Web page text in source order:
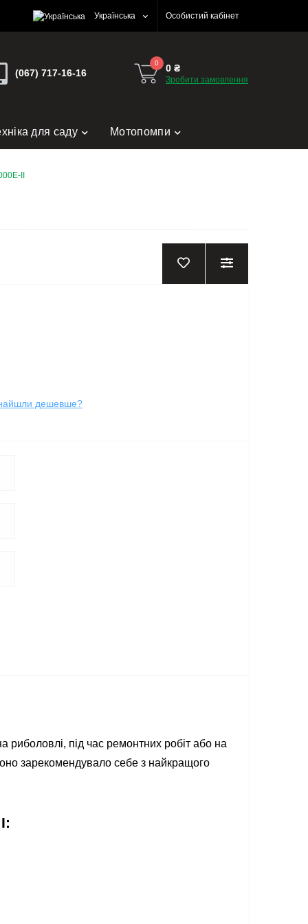
Українська Особистий кабінет
(067) 717-16-16
0 0 ₴
Зробити замовлення
для саду Мотопомпи
II
дешевше?
під час ремонтних робіт або на
зарекомендувало себе з найкращого